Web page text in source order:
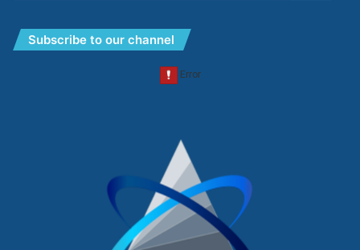
Subscribe to our channel